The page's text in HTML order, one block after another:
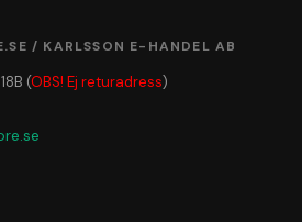
/ KARLSSON E-HANDEL AB
(OBS! Ej returadress)